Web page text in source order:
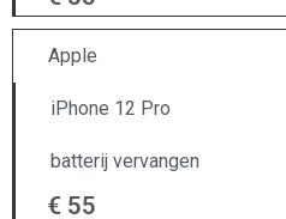
Apple
iPhone 12 Pro
batterij vervangen
€ 55